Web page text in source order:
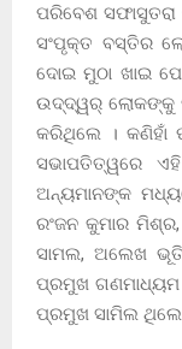
ପରିବେଶ
ସଂପୃକ୍ତ ବସ୍ତିର
ଦୋଇ ମୁଠା ଖାଇ
ଉଦ୍ଦ୍ୱର୍ ଲୋକଙ୍କୁ
କରିଥିଲେ । କଣିହାଁ
ସଭାପତିତ୍ୱରେ
ଅନ୍ୟମାନଙ୍କ
ରଂଜନ କୁମାର
ସାମଲ, ଅଲେଖ
ପ୍ରମୁଖ ଗଣମାଧ୍ୟମ
ପ୍ରମୁଖ ସାମିଲ ଥିଲେ